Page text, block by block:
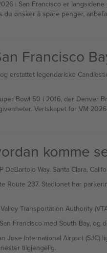
i San Francisco er
du ønsker å spare penger,
Francisco
erstattet legendariske
Bowl 50 i 2016, der Denver
Vertskapet for VM
komme
DeBartolo Way, Santa Clara,
Route 237. Stadionet har
Valley Transportation Authority
Francisco med South Bay,
Jose International Airport (SJC)
tilgjengelig.